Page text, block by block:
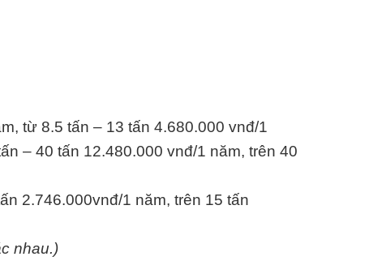
từ 8.5 tấn – 13 tấn 4.680.000 vnđ/1
– 40 tấn 12.480.000 vnđ/1 năm, trên 40
2.746.000vnđ/1 năm, trên 15 tấn
nhau.)